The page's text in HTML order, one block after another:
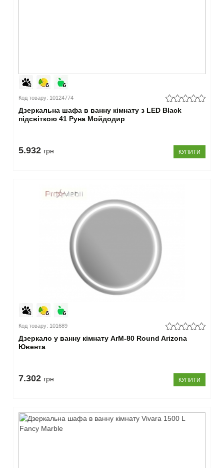
Код товару: 10124774
Дзеркальна шафа в ванну кімнату з LED Black
підсвіткою 41 Руна Мойдодир
5.932 грн КУПИТИ
Код товару: 101689
Дзеркало у ванну кімнату ArM-80 Round Arizona
Ювента
7.302 грн КУПИТИ